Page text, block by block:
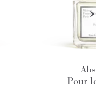
Pour le